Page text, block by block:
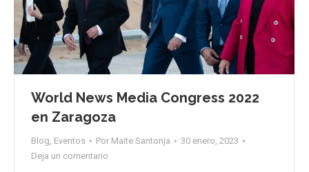
World News Media Congress 2022
en Zaragoza
Blog Eventos Por Maite Santonja
30 enero, 2023
Deja un comentario